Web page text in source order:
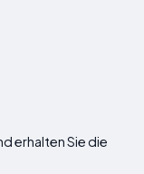
erhalten Sie die